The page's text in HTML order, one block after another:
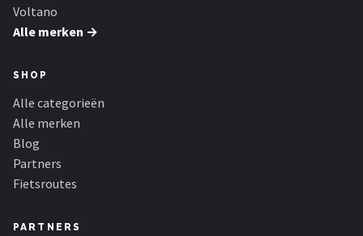
Voltano
Alle merken →
SHOP
Alle categorieën
Alle merken
Blog
Partners
Fietsroutes
PARTNERS